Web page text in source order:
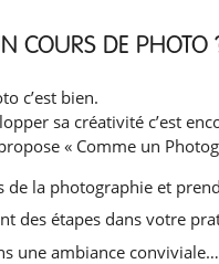
COURS DE PHOTO
c’est bien.
sa créativité c’est
propose « Comme un
la photographie et
des étapes dans votre
une ambiance